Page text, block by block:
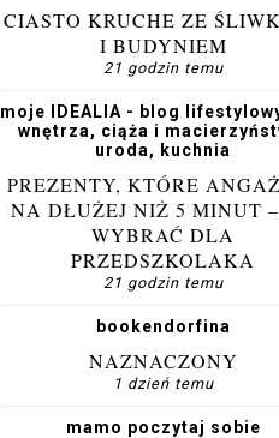
CIASTO KRUCHE ZE
I BUDYNIEM
21 godzin temu
moje IDEALIA - blog
wnętrza, ciąża i
uroda, kuchnia
PREZENTY, KTÓRE
NA DŁUŻEJ NIŻ 5 MINUT
WYBRAĆ DLA
PRZEDSZKOLAKA
21 godzin temu
bookendorfina
NAZNACZONY
1 dzień temu
mamo poczytaj sobie